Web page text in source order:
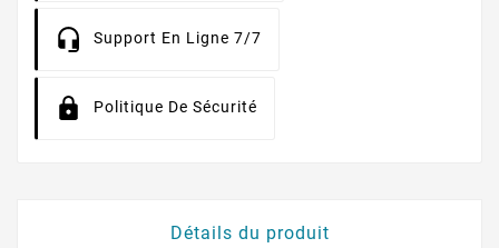
Support En Ligne 7/7
Politique De Sécurité
Détails du produit